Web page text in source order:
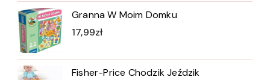
Granna W Moim Domku
17,99zł
Fisher-Price Chodzik Jeździk